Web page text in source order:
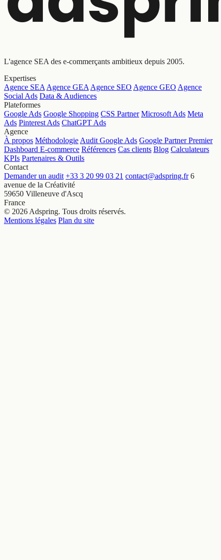
L'agence SEA des e-commerçants ambitieux depuis 2005.
Expertises
Agence SEA Agence GEA Agence SEO Agence GEO Agence
Social Ads Data & Audiences
Plateformes
Google Ads Google Shopping CSS Partner Microsoft Ads Meta
Ads Pinterest Ads ChatGPT Ads
Agence
À propos Méthodologie Audit Google Ads Google Partner Premier
Dashboard E-commerce Références Cas clients Blog Calculateurs
KPIs Partenaires & Outils
Contact
Demander un audit +33 3 20 99 03 21 contact@adspring.fr 6
avenue de la Créativité
59650 Villeneuve d'Ascq
France
© 2026 Adspring. Tous droits réservés.
Mentions légales Plan du site